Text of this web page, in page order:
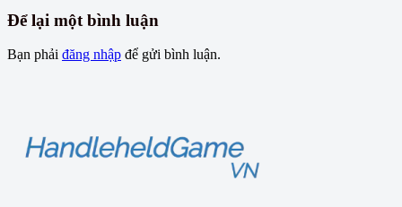
Để lại một bình luận
Bạn phải đăng nhập để gửi bình luận.